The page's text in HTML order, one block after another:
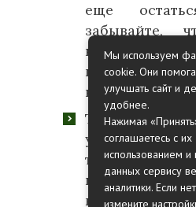
еще
забывайте,
нужно по
швов, как
вертикально
Также все
увлажнить,
той же
конечно же,
Мы используем
cookie. Они
улучшать сайт и
удобнее.
Нажимая
соглашаетесь с их
использованием
данных сервису
аналитики. Если
измените